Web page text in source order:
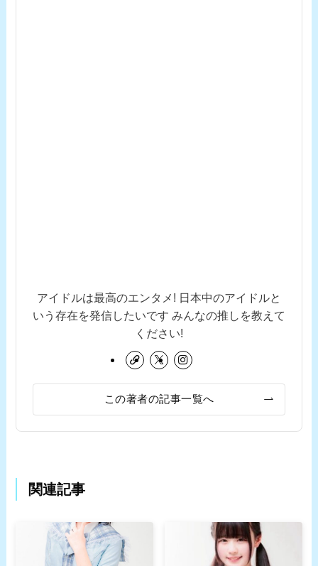
アイドルは最高のエンタメ! 日本中のアイドルと
いう存在を発信したいです みんなの推しを教えて
ください!
この著者の記事一覧へ
関連記事